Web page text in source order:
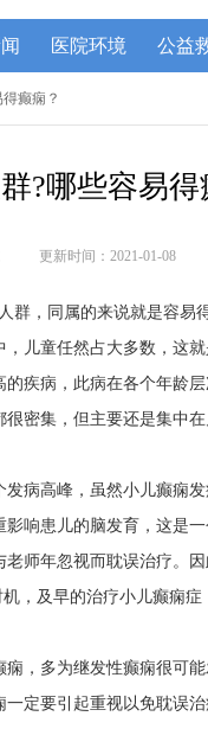
医院环境 公益
癫痫？
?哪些容易得
更新时间：2021-01-08
群，同属的来说就是容易
儿童任然占大多数，这就
疾病，此病在各个年龄
密集，但主要还是集中
病高峰，虽然小儿癫痫
响患儿的脑发育，这是一
师年忽视而耽误治疗。
，及早的治疗小儿癫痫
，多为继发性癫痫很可
定要引起重视以免耽误